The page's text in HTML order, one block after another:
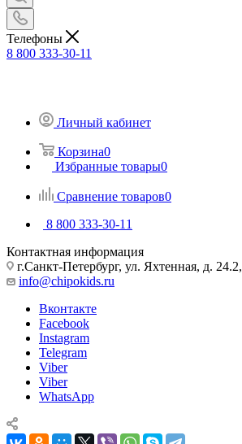
Телефоны
8 800 333-30-11
Личный кабинет
Корзина0
Избранные товары0
Сравнение товаров0
8 800 333-30-11
Контактная информация
г.Санкт-Петербург, ул. Яхтенная, д.
info@chipokids.ru
Вконтакте
Facebook
Instagram
Telegram
Viber
Viber
WhatsApp